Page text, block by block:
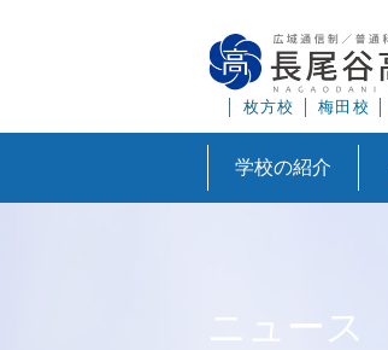
枚方校 │梅田校
学校の紹介
ニュース